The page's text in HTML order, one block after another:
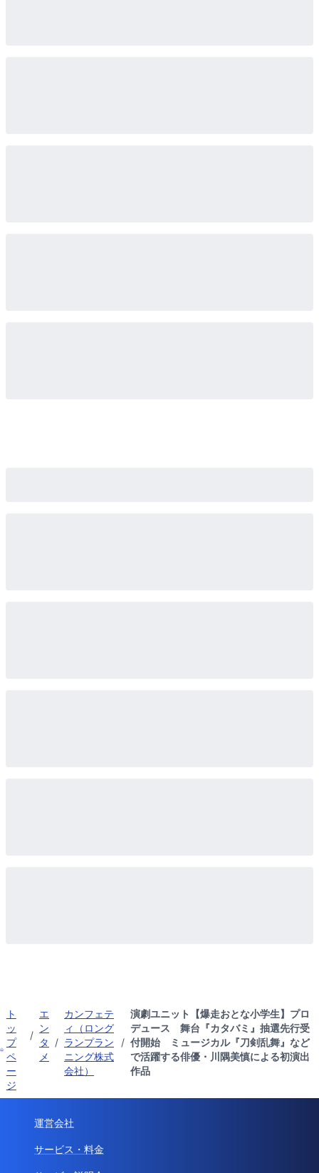
ト
ッ
プ
ペ
ー
ジ
/
エ
ン
タ
メ
/
カンフェテ
ィ（ロング
ランプラン
ニング株式
会社）
/
演劇ユニット【爆走おとな小学生】プロ
デュース 舞台『カタバミ』抽選先行受
付開始 ミュージカル『刀剣乱舞』など
で活躍する俳優・川隅美慎による初演出
作品
運営会社
サービス・料金